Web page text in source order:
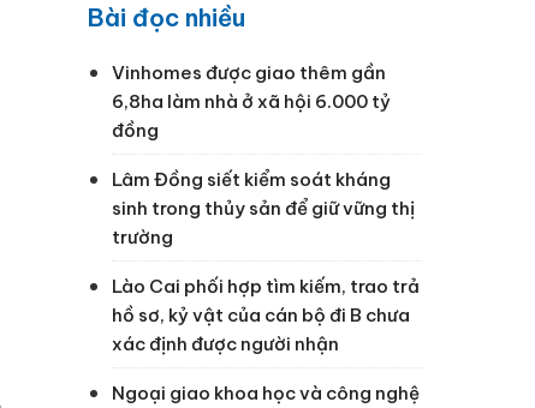
Bài đọc nhiều
Vinhomes được giao thêm gần
6,8ha làm nhà ở xã hội 6.000 tỷ
đồng
Lâm Đồng siết kiểm soát kháng
sinh trong thủy sản để giữ vững thị
trường
Lào Cai phối hợp tìm kiếm, trao trả
hồ sơ, kỷ vật của cán bộ đi B chưa
xác định được người nhận
Ngoại giao khoa học và công nghệ